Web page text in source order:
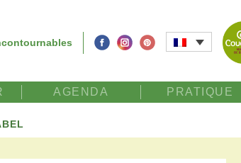
AGENDA PRATIQUE